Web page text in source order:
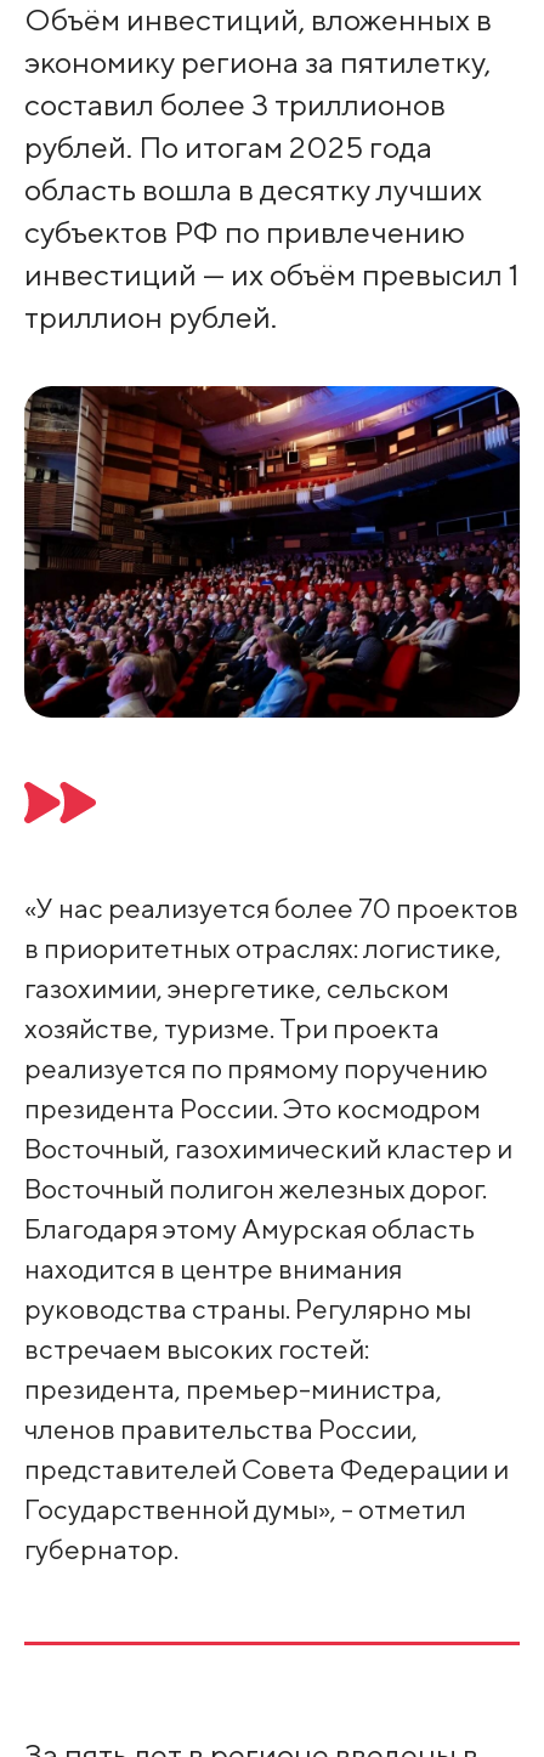
Объём инвестиций, вложенных в
экономику региона за пятилетку,
составил более 3 триллионов
рублей. По итогам 2025 года
область вошла в десятку лучших
субъектов РФ по привлечению
инвестиций — их объём превысил 1
триллион рублей.
«У нас реализуется более 70 проектов
в приоритетных отраслях: логистике,
газохимии, энергетике, сельском
хозяйстве, туризме. Три проекта
реализуется по прямому поручению
президента России. Это космодром
Восточный, газохимический кластер и
Восточный полигон железных дорог.
Благодаря этому Амурская область
находится в центре внимания
руководства страны. Регулярно мы
встречаем высоких гостей:
президента, премьер-министра,
членов правительства России,
представителей Совета Федерации и
Государственной думы», - отметил
губернатор.